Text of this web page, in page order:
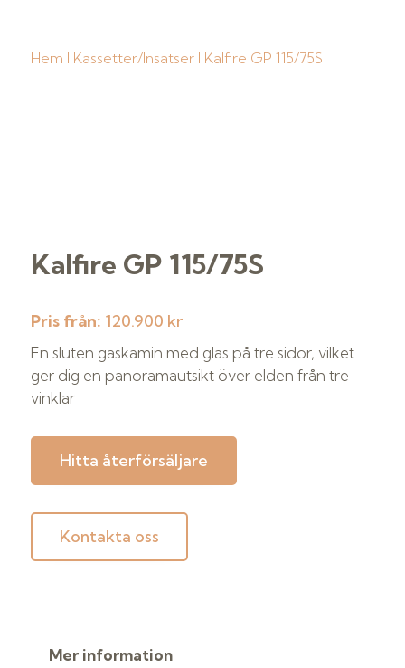
Hem I Kassetter/InsatserI Kalfire GP 115/75S
Kalfire GP 115/75S
Pris från: 120.900 kr
En sluten gaskamin med glas på tre sidor, vilket
ger dig en panoramautsikt över elden från tre
vinklar
Hitta återförsäljare
Kontakta oss
Mer information